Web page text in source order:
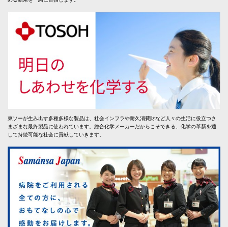
東ソーが生み出す多種多様な製品は、社会インフラや耐久消費財など人々の生活に役立つさ
まざまな最終製品に使われています。総合化学メーカーだからこそできる、化学の革新を通
して持続可能な社会に貢献していきます。